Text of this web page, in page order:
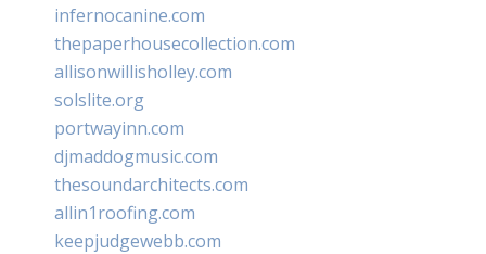
infernocanine.com
thepaperhousecollection.com
allisonwillisholley.com
solslite.org
portwayinn.com
djmaddogmusic.com
thesoundarchitects.com
allin1roofing.com
keepjudgewebb.com